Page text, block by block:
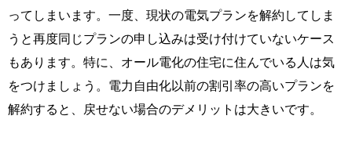
ってしまいます。一度、現状の電気プランを解約してしま
うと再度同じプランの申し込みは受け付けていないケース
もあります。特に、オール電化の住宅に住んでいる人は気
をつけましょう。電力自由化以前の割引率の高いプランを
解約すると、戻せない場合のデメリットは大きいです。